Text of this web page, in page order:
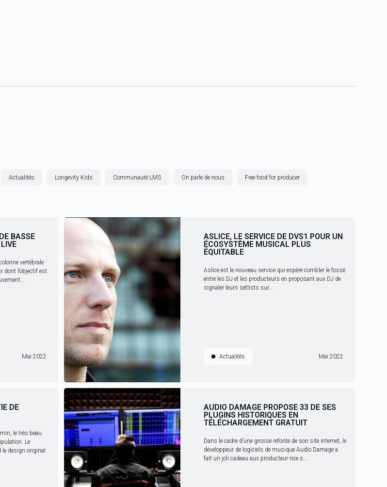
Actualités Longevity Kids Communauté LMS On parle de nous Free food for producer
Mai 2022
BASSE
vertébrale
dont l’objectif est
Actualités Mai 2022
ASLICE, LE SERVICE DE DVS1 POUR UN
ÉCOSYSTÈME MUSICAL PLUS
ÉQUITABLE
Aslice est le nouveau service qui espère combler le fossé
entre les DJ et les producteurs en proposant aux DJ de
signaler leurs setlists sur...
DE
le très beau
Le
le design original
AUDIO DAMAGE PROPOSE 33 DE SES
PLUGINS HISTORIQUES EN
TÉLÉCHARGEMENT GRATUIT
Dans le cadre d’une grosse refonte de son site internet, le
développeur de logiciels de musique Audio Damage a
fait un joli cadeau aux producteur·rice·s....